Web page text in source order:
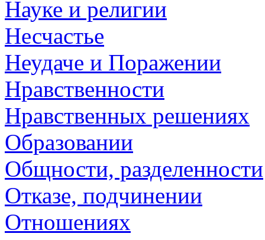
Науке и религии
Несчастье
Неудаче и Поражении
Нравственности
Нравственных решениях
Образовании
Общности, разделенности
Отказе, подчинении
Отношениях